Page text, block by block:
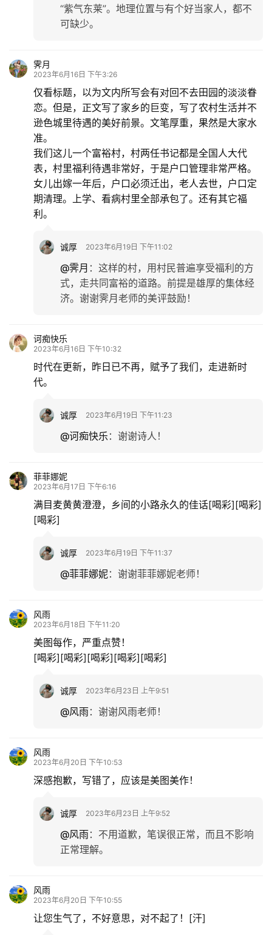
“紫气东莱”。地理位置与有个好当家人，都不
可缺少。
霁月
2023年6月16日 下午3:26
仅看标题，以为文内所写会有对回不去田园的淡淡眷
恋。但是，正文写了家乡的巨变，写了农村生活并不
逊色城里待遇的美好前景。文笔厚重，果然是大家水
准。
我们这儿一个富裕村，村两任书记都是全国人大代
表，村里福利待遇非常好，于是户口管理非常严格。
女儿出嫁一年后，户口必须迁出，老人去世，户口定
期清理。上学、看病村里全部承包了。还有其它福
利。
诚厚 2023年6月19日 下午11:02
@霁月 ： 这样的村，用村民普遍享受福利的方
式，走共同富裕的道路。前提是雄厚的集体经
济。谢谢霁月老师的美评鼓励！
诃痴快乐
2023年6月16日 下午10:32
时代在更新，昨日已不再，赋予了我们，走进新时
代。
诚厚 2023年6月19日 下午11:23
@诃痴快乐 ： 谢谢诗人！
菲菲娜妮
2023年6月17日 下午6:16
满目麦黄黄澄澄，乡间的小路永久的佳话[喝彩][喝彩]
[喝彩]
诚厚 2023年6月19日 下午11:37
@菲菲娜妮 ： 谢谢菲菲娜妮老师！
风雨
2023年6月18日 下午11:20
美图每作，严重点赞！
[喝彩][喝彩][喝彩][喝彩][喝彩]
诚厚 2023年6月23日 上午9:51
@风雨： 谢谢风雨老师！
风雨
2023年6月20日 下午10:53
深感抱歉，写错了，应该是美图美作！
诚厚 2023年6月23日 上午9:52
@风雨： 不用道歉，笔误很正常，而且不影响
正常理解。
风雨
2023年6月20日 下午10:55
让您生气了，不好意思，对不起了！[汗]